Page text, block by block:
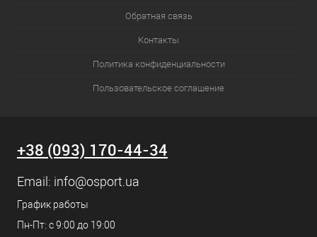
Обратная связь
Контакты
Политика конфиденциальности
Пользовательское соглашение
+38 (093) 170-44-34
Email: info@osport.ua
График работы
Пн-Пт: с 9:00 до 19:00